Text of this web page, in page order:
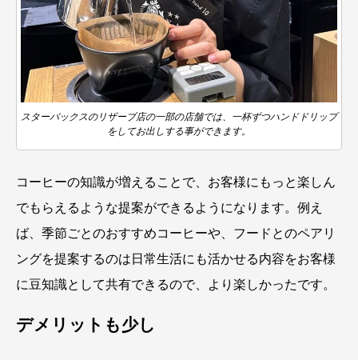
スターバックスのリザーブ店の一部の店舗では、一杯ずつハンドドリップ
をしてお出しする事ができます。
コーヒーの知識が増えることで、お客様にもっと楽しん
でもらえるような提案ができるようになります。例え
ば、季節ごとのおすすめコーヒーや、フードとのペアリ
ングを提案するのは日常生活にも活かせる内容をお客様
に豆知識として共有できるので、より楽しかったです。
デメリットも少し